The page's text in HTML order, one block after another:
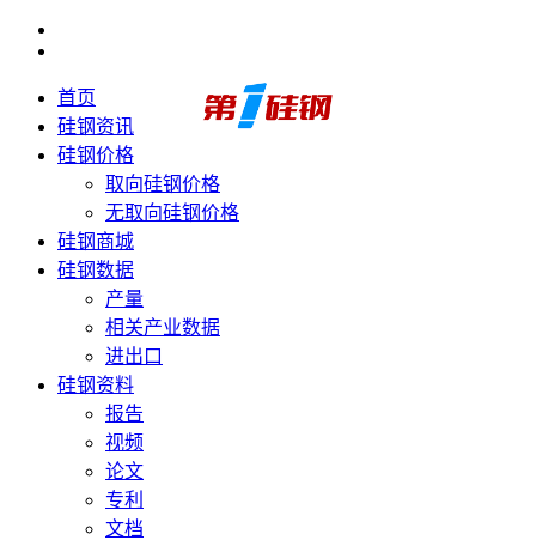
首页
硅钢资讯
硅钢价格
取向硅钢价格
无取向硅钢价格
硅钢商城
硅钢数据
产量
相关产业数据
进出口
硅钢资料
报告
视频
论文
专利
文档